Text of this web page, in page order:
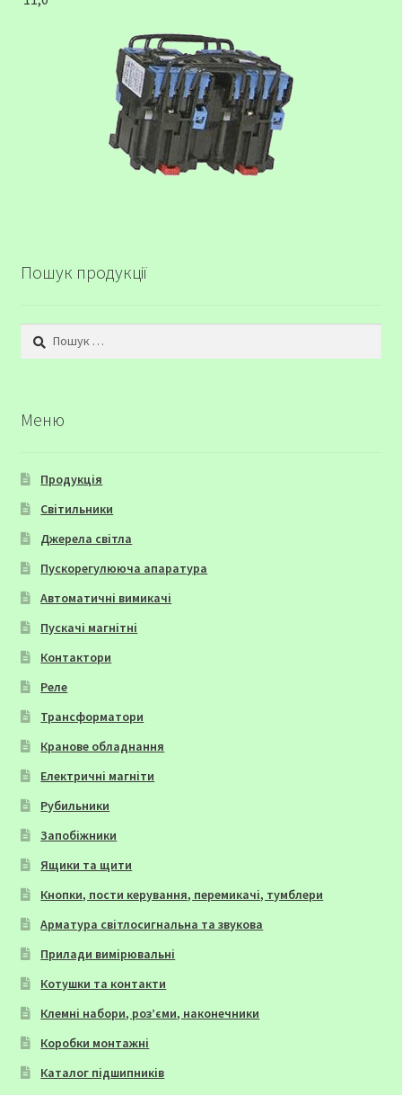
Пошук продукції
Пошук:
Меню
Продукція
Світильники
Джерела світла
Пускорегулююча апаратура
Автоматичні вимикачі
Пускачі магнітні
Контактори
Реле
Трансформатори
Кранове обладнання
Електричні магніти
Рубильники
Запобіжники
Ящики та щити
Кнопки, пости керування, перемикачі, тумблери
Арматура світлосигнальна та звукова
Прилади вимірювальні
Котушки та контакти
Клемні набори, роз’єми, наконечники
Коробки монтажні
Каталог підшипників